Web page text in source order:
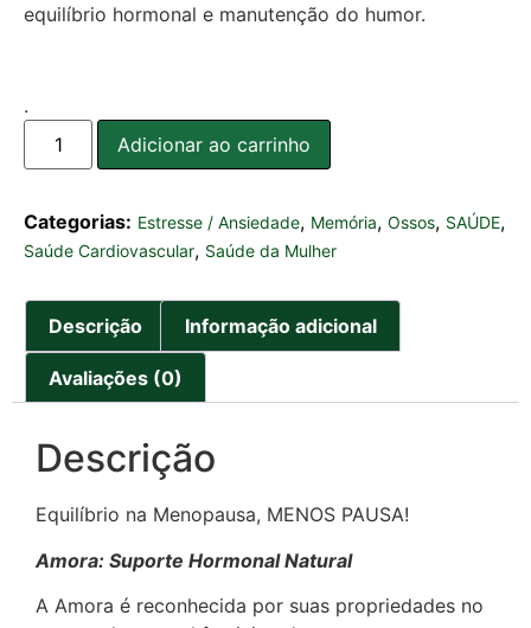
equilíbrio hormonal e manutenção do humor.
.
Adicionar ao carrinho
Categorias: Estresse / Ansiedade, Memória, Ossos, SAÚDE,
Saúde Cardiovascular, Saúde da Mulher
Descrição Informação adicional
Avaliações (0)
Descrição
Equilíbrio na Menopausa, MENOS PAUSA!
Amora: Suporte Hormonal Natural
A Amora é reconhecida por suas propriedades no